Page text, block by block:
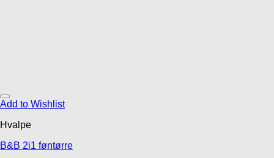
Add to Wishlist
Hvalpe
B&B 2i1 føntørre